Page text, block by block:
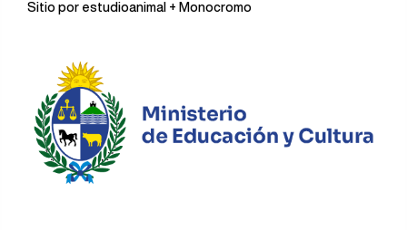
Sitio por estudioanimal + Monocromo